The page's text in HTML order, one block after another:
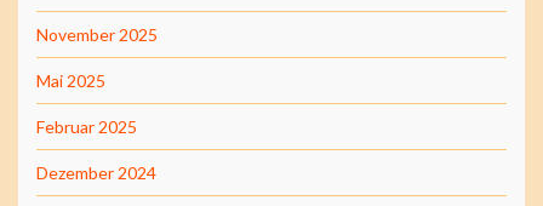
November 2025
Mai 2025
Februar 2025
Dezember 2024